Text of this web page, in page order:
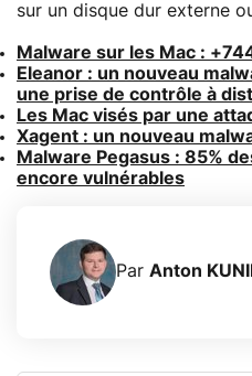
sur un disque dur externe
Malware sur les Mac :
Eleanor : un nouveau
une prise de contrôle à
Les Mac visés par une
Xagent : un nouveau
Malware Pegasus : 85%
encore vulnérables
Par Anton